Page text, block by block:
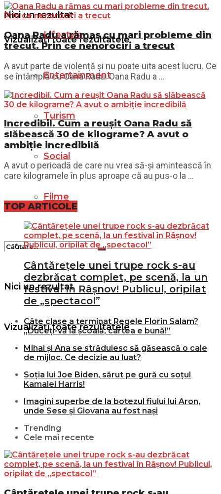
Nici un rezultat
Vizualizați toate rezultatele
Lifestyle
Entertainment
Turism
Social
Filme
Nici un rezultat
Vizualizați toate rezultatele
Oana Radu a rămas cu mari probleme din
trecut. Prin ce nenorociri a trecut
A avut parte de violență și nu poate uita acest lucru. Ce
se întâmplă cu Oana Radu. Oana Radu a ...
Incredibil. Cum a reușit Oana Radu să
slăbească 30 de kilograme? A avut o
ambiție incredibilă
A avut o perioadă de care nu vrea să-și amintească în
care kilogramele în plus aproape că au pus-o la ...
TOP ARTICOLE
Cântărețele unei trupe rock s-au
dezbrăcat complet, pe scenă, la un
festival în Râșnov! Publicul, oripilat
de „spectacol”
Câte clase a terminat Regele Florin Salam?
„Duceți-vă la școală, cartea e bună!”
Mihai și Ana se străduiesc să găsească o cale
de mijloc. Ce decizie au luat?
Soția lui Joe Biden, sărut pe gură cu soțul
Kamalei Harris!
Imagini superbe de la botezul fiului lui Aron,
unde Sese și Giovana au fost nași
Trending
Cele mai recente